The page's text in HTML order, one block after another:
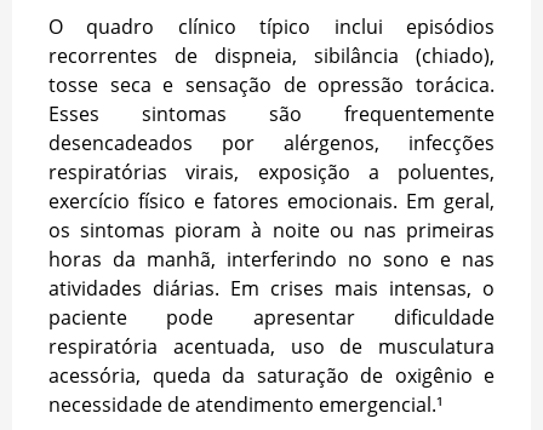
O quadro clínico típico inclui episódios
recorrentes de dispneia, sibilância (chiado),
tosse seca e sensação de opressão torácica.
Esses sintomas são frequentemente
desencadeados por alérgenos, infecções
respiratórias virais, exposição a poluentes,
exercício físico e fatores emocionais. Em geral,
os sintomas pioram à noite ou nas primeiras
horas da manhã, interferindo no sono e nas
atividades diárias. Em crises mais intensas, o
paciente pode apresentar dificuldade
respiratória acentuada, uso de musculatura
acessória, queda da saturação de oxigênio e
necessidade de atendimento emergencial.¹